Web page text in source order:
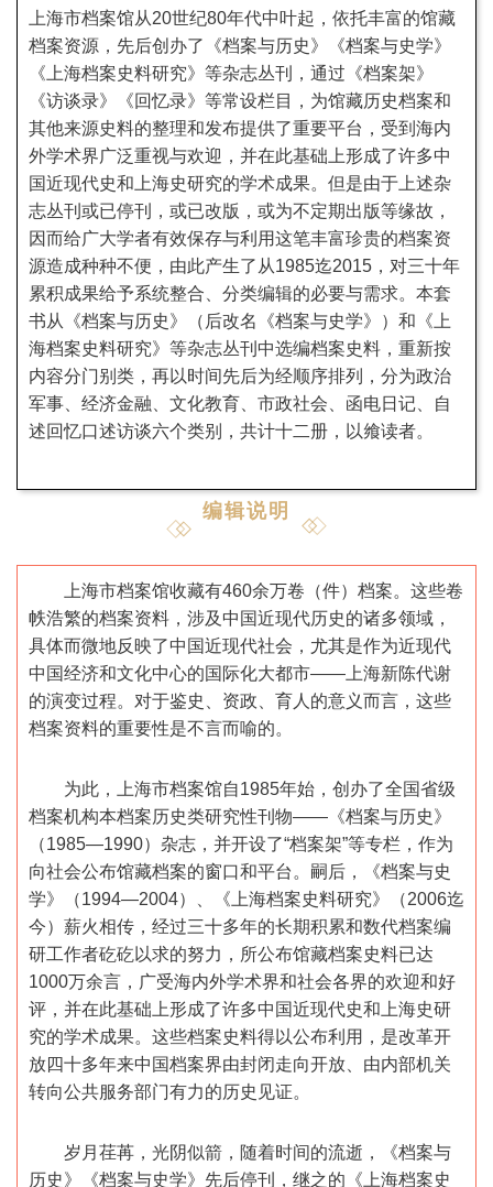
上海市档案馆从20世纪80年代中叶起，依托丰富的馆藏
档案资源，先后创办了《档案与历史》《档案与史学》
《上海档案史料研究》等杂志丛刊，通过《档案架》
《访谈录》《回忆录》等常设栏目，为馆藏历史档案和
其他来源史料的整理和发布提供了重要平台，受到海内
外学术界广泛重视与欢迎，并在此基础上形成了许多中
国近现代史和上海史研究的学术成果。但是由于上述杂
志丛刊或已停刊，或已改版，或为不定期出版等缘故，
因而给广大学者有效保存与利用这笔丰富珍贵的档案资
源造成种种不便，由此产生了从1985迄2015，对三十年
累积成果给予系统整合、分类编辑的必要与需求。本套
书从《档案与历史》（后改名《档案与史学》）和《上
海档案史料研究》等杂志丛刊中选编档案史料，重新按
内容分门别类，再以时间先后为经顺序排列，分为政治
军事、经济金融、文化教育、市政社会、函电日记、自
述回忆口述访谈六个类别，共计十二册，以飨读者。
编辑说明
上海市档案馆收藏有460余万卷（件）档案。这些卷
帙浩繁的档案资料，涉及中国近现代历史的诸多领域，
具体而微地反映了中国近现代社会，尤其是作为近现代
中国经济和文化中心的国际化大都市——上海新陈代谢
的演变过程。对于鉴史、资政、育人的意义而言，这些
档案资料的重要性是不言而喻的。
为此，上海市档案馆自1985年始，创办了全国省级
档案机构本档案历史类研究性刊物——《档案与历史》
（1985—1990）杂志，并开设了“档案架”等专栏，作为
向社会公布馆藏档案的窗口和平台。嗣后，《档案与史
学》（1994—2004）、《上海档案史料研究》（2006迄
今）薪火相传，经过三十多年的长期积累和数代档案编
研工作者矻矻以求的努力，所公布馆藏档案史料已达
1000万余言，广受海内外学术界和社会各界的欢迎和好
评，并在此基础上形成了许多中国近现代史和上海史研
究的学术成果。这些档案史料得以公布利用，是改革开
放四十多年来中国档案界由封闭走向开放、由内部机关
转向公共服务部门有力的历史见证。
岁月荏苒，光阴似箭，随着时间的流逝，《档案与
历史》《档案与史学》先后停刊，继之的《上海档案史